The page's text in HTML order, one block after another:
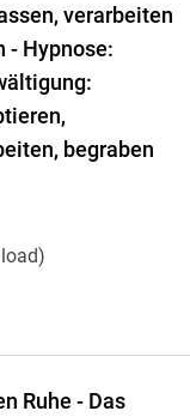
verarbeiten
- Hypnose:
begraben
Ruhe - Das